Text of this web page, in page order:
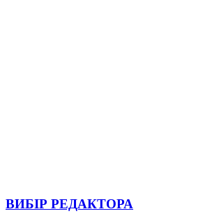
ВИБІР РЕДАКТОРА